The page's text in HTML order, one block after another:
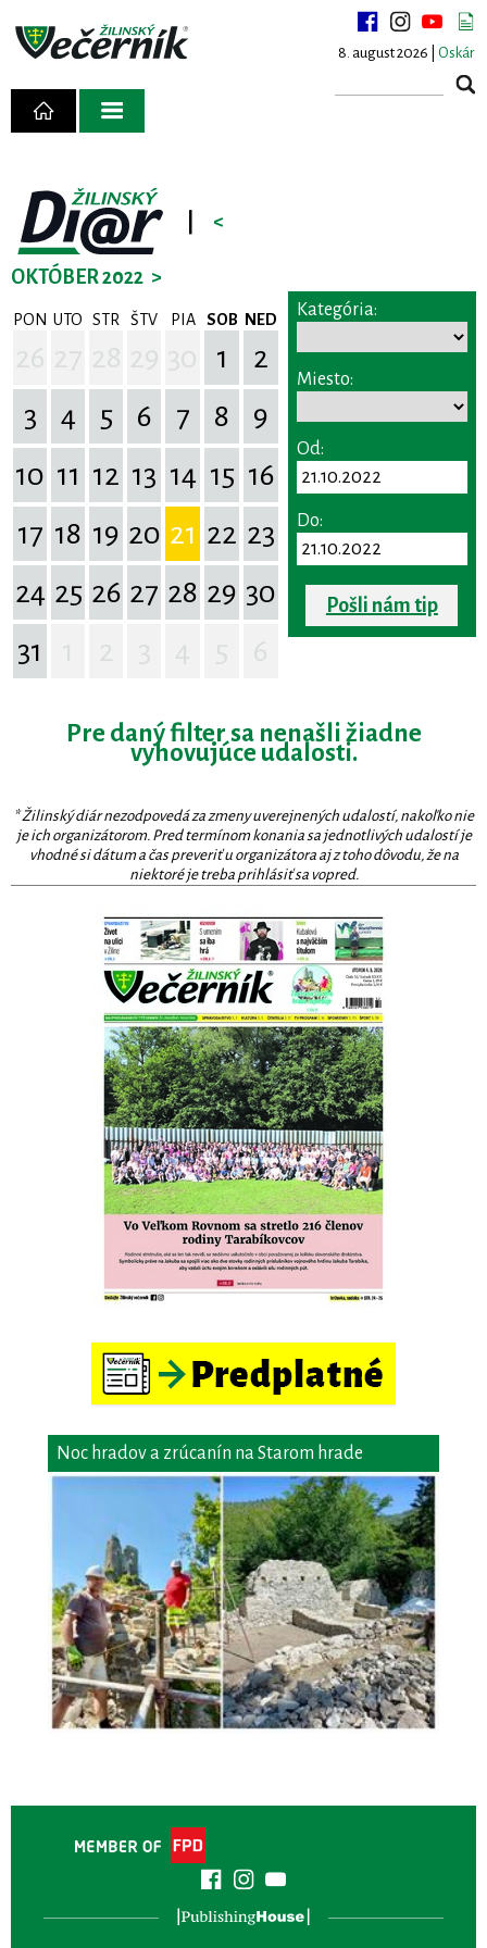
8. august 2026 | Oskár
<
OKTÓBER 2022 >
PON UTO STR ŠTV PIA SOB NED
1
2
3
4 5 6 7 8
9
10 11 12 13 14 15 16
17 18 19 20 21 22 23
24 25 26 27 28 29 30
31
Kategória:
Miesto:
Od:
Do:
Pošli nám tip
Pre daný filter sa nenašli žiadne
vyhovujúce udalosti.
* Žilinský diár nezodpovedá za zmeny uverejnených udalostí, nakoľko nie
je ich organizátorom. Pred termínom konania sa jednotlivých udalostí je
vhodné si dátum a čas preveriť u organizátora aj z toho dôvodu, že na
niektoré je treba prihlásiť sa vopred.
Noc hradov a zrúcanín na Starom hrade